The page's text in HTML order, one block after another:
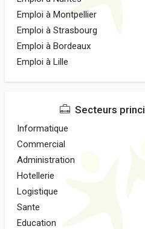
Emploi à Montpellier
Emploi à Strasbourg
Emploi à Bordeaux
Emploi à Lille
Secteurs
Informatique
Commercial
Administration
Hotellerie
Logistique
Sante
Education